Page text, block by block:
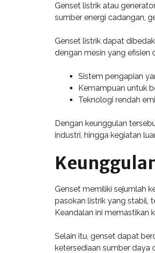
Genset listrik atau
sumber energi cadangan,
Genset listrik dapat
dengan mesin yang efisien
Sistem pengapian
Kemampuan untuk
Teknologi rendah
Dengan keunggulan
industri, hingga kegiatan
Genset memiliki sejumlah
pasokan listrik yang stabil,
Keandalan ini memastikan
Selain itu, genset dapat
ketersediaan sumber daya